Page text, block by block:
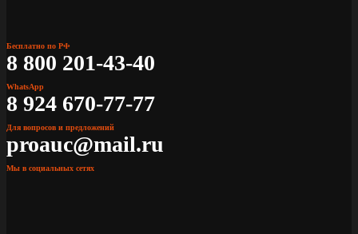
Бесплатно по РФ
8 800 201-43-40
WhatsApp
8 924 670-77-77
Для вопросов и предложений
proauc@mail.ru
Мы в социальных сетях